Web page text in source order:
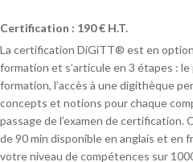
Certification : 190 € H.T.
La certification DiGiTT® est en
formation et s’articule en 3 étapes : le
formation, l’accès à une digithèque
concepts et notions pour chaque
passage de l’examen de certification.
de 90 min disponible en anglais et en
votre niveau de compétences sur